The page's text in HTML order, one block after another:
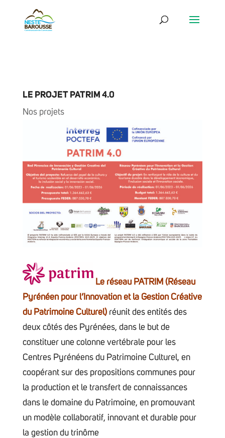
LE PROJET PATRIM 4.0
Nos projets
Le réseau PATRIM (Réseau
Pyrénéen pour l’Innovation et la Gestion Créative
du Patrimoine Culturel)réunit des entités des
deux côtés des Pyrénées, dans le but de
constituer une colonne vertébrale pour les
Centres Pyrénéens du Patrimoine Culturel, en
coopérant sur des propositions communes pour
la production et le transfert de connaissances
dans le domaine du Patrimoine, en promouvant
un modèle collaboratif, innovant et durable pour
la gestion du trinôme